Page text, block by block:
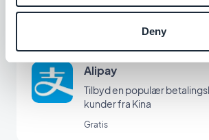
Deny
Gratis
Alipay
Tilbyd en populær
kunder fra Kina
Gratis